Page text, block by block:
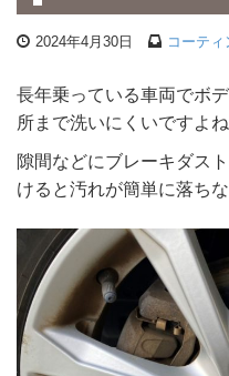
2024年4月30日 コーティ
長年乗っている車両でボ
所まで洗いにくいですよね
隙間などにブレーキダス
けると汚れが簡単に落ち